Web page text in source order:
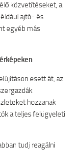
közvetítéseket, a
ajtó- és
egyéb más
esett át, az
hozzanak
a teljes felügyeleti
tudj reagálni